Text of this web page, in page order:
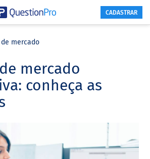
CADASTRAR
mercado
mercado
conheça as